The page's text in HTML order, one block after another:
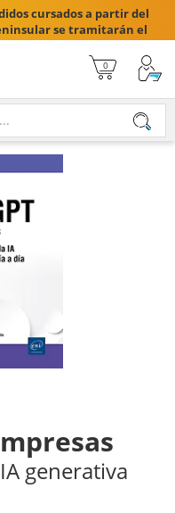
cursados a partir del
se tramitarán el

generativa